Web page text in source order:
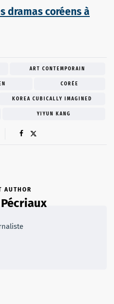
dramas coréens à
ART CONTEMPORAIN
CORÉE
KOREA CUBICALLY IMAGINED
YIYUN KANG
AUTHOR